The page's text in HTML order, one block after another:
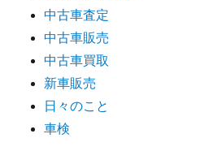
中古車査定
中古車販売
中古車買取
新車販売
日々のこと
車検